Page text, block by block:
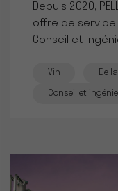
Depuis 2020,
offre de
Conseil et
Vin De
Conseil et